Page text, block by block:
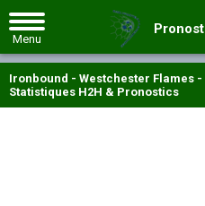
Ironbound - Westchester Flames
Statistiques H2H & Pronostics